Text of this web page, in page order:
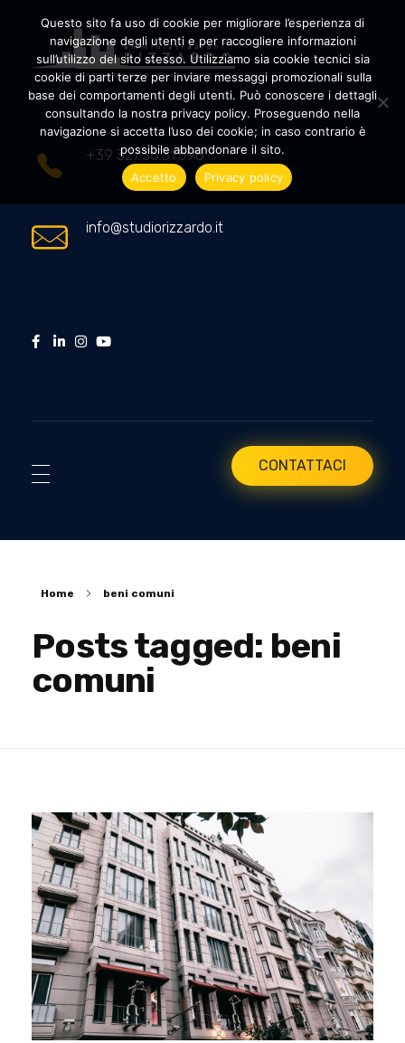
Amministrazioni Rizzardo
+39 327.36.31.598
info@studiorizzardo.it
CONTATTACI
Home beni comuni
Posts tagged: beni
comuni
Questo sito fa uso di cookie per migliorare l’esperienza di
navigazione degli utenti e per raccogliere informazioni
sull’utilizzo del sito stesso. Utilizziamo sia cookie tecnici sia
cookie di parti terze per inviare messaggi promozionali sulla
base dei comportamenti degli utenti. Può conoscere i dettagli
consultando la nostra privacy policy. Proseguendo nella
navigazione si accetta l’uso dei cookie; in caso contrario è
possibile abbandonare il sito.
Accetto
Privacy policy